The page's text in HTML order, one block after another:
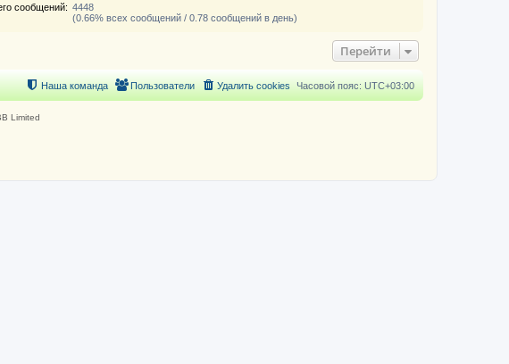
сообщений: 4448
(0.66% всех сообщений / 0.78 сообщений в день)
Перейти
Часовой пояс: UTC+03:00
Удалить cookies
Пользователи
Наша команда
Limited